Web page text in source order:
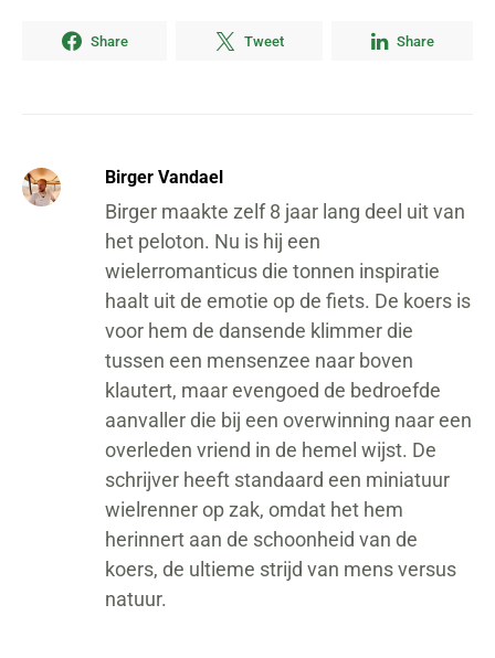
Share Tweet Share
Birger Vandael
Birger maakte zelf 8 jaar lang deel uit van
het peloton. Nu is hij een
wielerromanticus die tonnen inspiratie
haalt uit de emotie op de fiets. De koers is
voor hem de dansende klimmer die
tussen een mensenzee naar boven
klautert, maar evengoed de bedroefde
aanvaller die bij een overwinning naar een
overleden vriend in de hemel wijst. De
schrijver heeft standaard een miniatuur
wielrenner op zak, omdat het hem
herinnert aan de schoonheid van de
koers, de ultieme strijd van mens versus
natuur.